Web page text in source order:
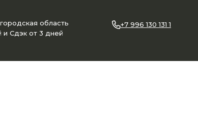
область
и Сдэк от 3 дней
+7 996 130 131 1